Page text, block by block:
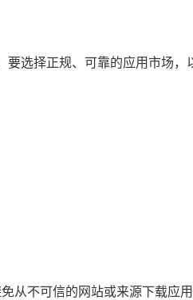
选择正规、可靠的应用市场
从不可信的网站或来源下载